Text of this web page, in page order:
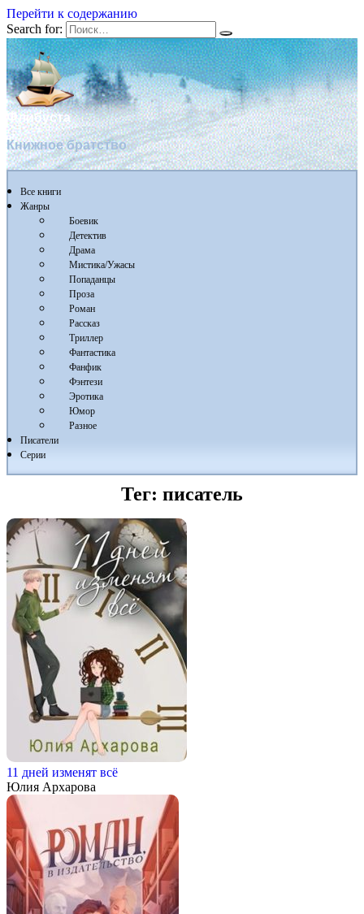
Перейти к содержанию
Search for:
Флибуста
Книжное братство
Все книги
Жанры
Боевик
Детектив
Драма
Мистика/Ужасы
Попаданцы
Проза
Роман
Рассказ
Триллер
Фантастика
Фанфик
Фэнтези
Эротика
Юмор
Разное
Писатели
Серии
Тег: писатель
11 дней изменят всё
Юлия Архарова